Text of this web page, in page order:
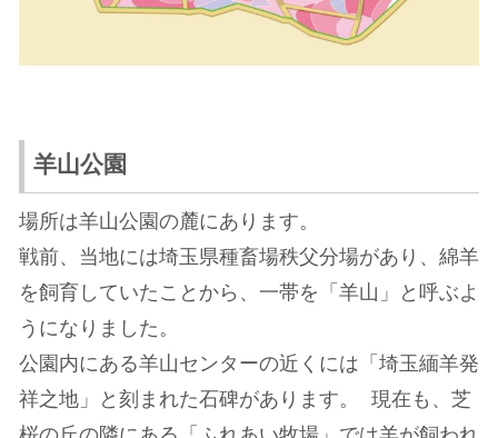
羊山公園
場所は羊山公園の麓にあります。
戦前、当地には埼玉県種畜場秩父分場があり、綿羊
を飼育していたことから、一帯を「羊山」と呼ぶよ
うになりました。
公園内にある羊山センターの近くには「埼玉緬羊発
祥之地」と刻まれた石碑があります。 現在も、芝